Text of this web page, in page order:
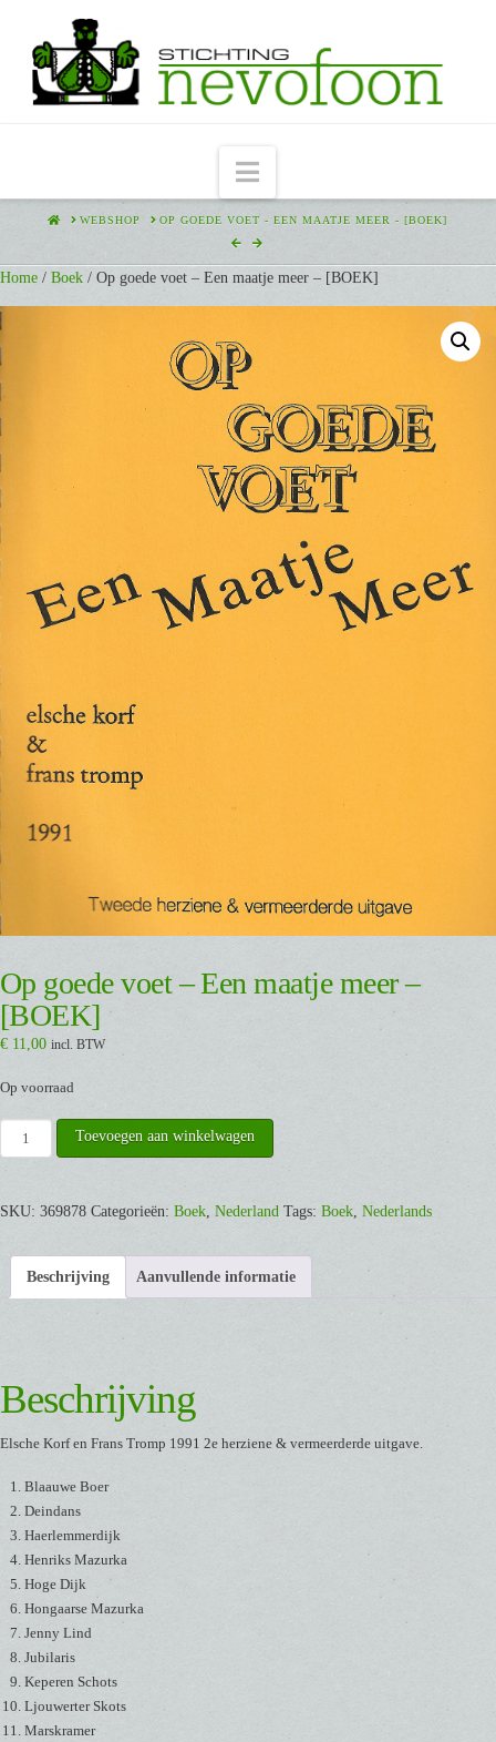
Navigation
HOMEWEBSHOP OP GOEDE VOET - EEN MAATJE MEER - [BOEK]
Home / Boek / Op goede voet – Een maatje meer – [BOEK]
Op goede voet – Een maatje meer –
[BOEK]
€ 11,00 incl. BTW
Op voorraad
goede
-
maatje
meer
Toevoegen aan winkelwagen
SKU: 369878 Categorieën: Boek Nederland Tags: Boek Nederlands
Beschrijving Aanvullende informatie
Beschrijving
Elsche Korf en Frans Tromp 1991 2e herziene & vermeerderde uitgave.
Blaauwe Boer
Deindans
Haerlemmerdijk
Henriks Mazurka
Hoge Dijk
Hongaarse Mazurka
Jenny Lind
Jubilaris
Keperen Schots
Ljouwerter Skots
Marskramer